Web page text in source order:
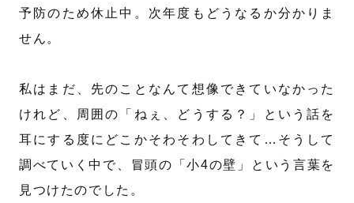
予防のため休止中。次年度もどうなるか分かりま
せん。
私はまだ、先のことなんて想像できていなかった
けれど、周囲の「ねぇ、どうする？」という話を
耳にする度にどこかそわそわしてきて…そうして
調べていく中で、冒頭の「小4の壁」という言葉を
見つけたのでした。